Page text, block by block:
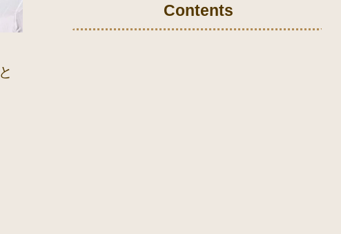
と
Contents